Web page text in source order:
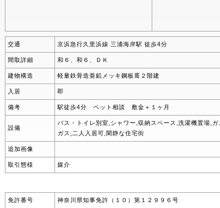
交通 京浜急行久里浜線 三浦海岸駅 徒歩4分
間取詳細 和６、和６、ＤＫ
建物構造 軽量鉄骨造亜鉛メッキ鋼板葺２階建
入居 即
備考 駅徒歩4分 ペット相談 敷金＋１ヶ月
設備
バス・トイレ別室,シャワー,収納スペース,洗濯機置場,
ガス,二人入居可,閑静な住宅街
追加画像
取引態様 媒介
免許番号 神奈川県知事免許（１０）第１２９９６号